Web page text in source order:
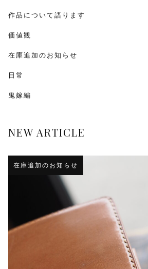
作品について語ります
価値観
在庫追加のお知らせ
日常
鬼嫁編
NEW ARTICLE
在庫追加のお知らせ